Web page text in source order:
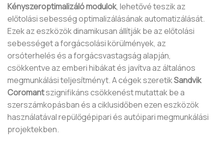
Kényszeroptimalizáló modulok, lehetővé teszik az
előtolási sebesség optimalizálásának automatizálását.
Ezek az eszközök dinamikusan állítják be az előtolási
sebességet a forgácsolási körülmények, az
orsóterhelés és a forgácsvastagság alapján,
csökkentve az emberi hibákat és javítva az általános
megmunkálási teljesítményt. A cégek szeretikSandvik
Coromantszignifikáns csökkenést mutattak be a
szerszámkopásban és a ciklusidőben ezen eszközök
használatával repülőgépipari és autóipari megmunkálási
projektekben.